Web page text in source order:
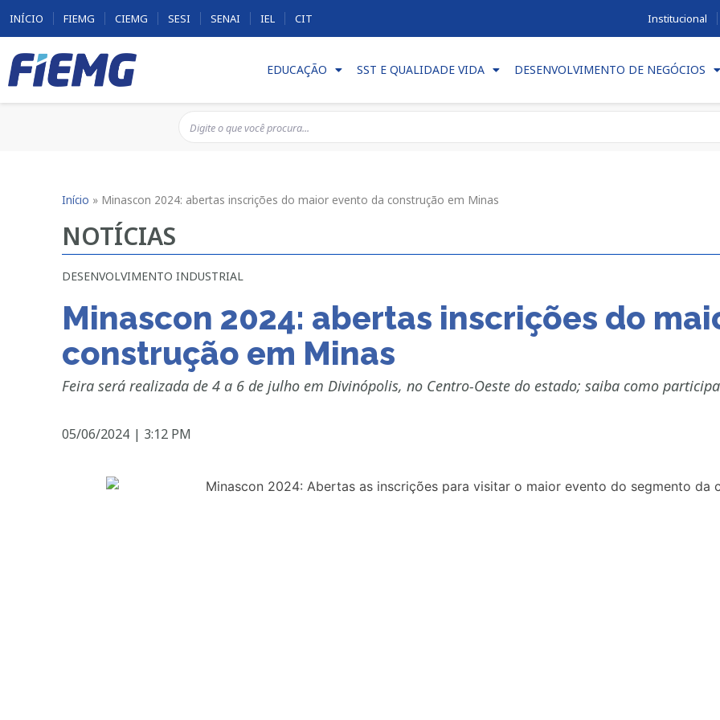
INÍCIO FIEMG CIEMG SESI SENAI IEL CIT Institucional
EDUCAÇÃO SST E QUALIDADE VIDA DESENVOLVIMENTO DE NEGÓCIOS
Início » Minascon 2024: abertas inscrições do maior evento da construção em Minas
NOTÍCIAS
DESENVOLVIMENTO INDUSTRIAL
Minascon 2024: abertas inscrições do
construção em Minas
Feira será realizada de 4 a 6 de julho em Divinópolis, no Centro-Oeste do estado; saiba como
05/06/2024 | 3:12 PM